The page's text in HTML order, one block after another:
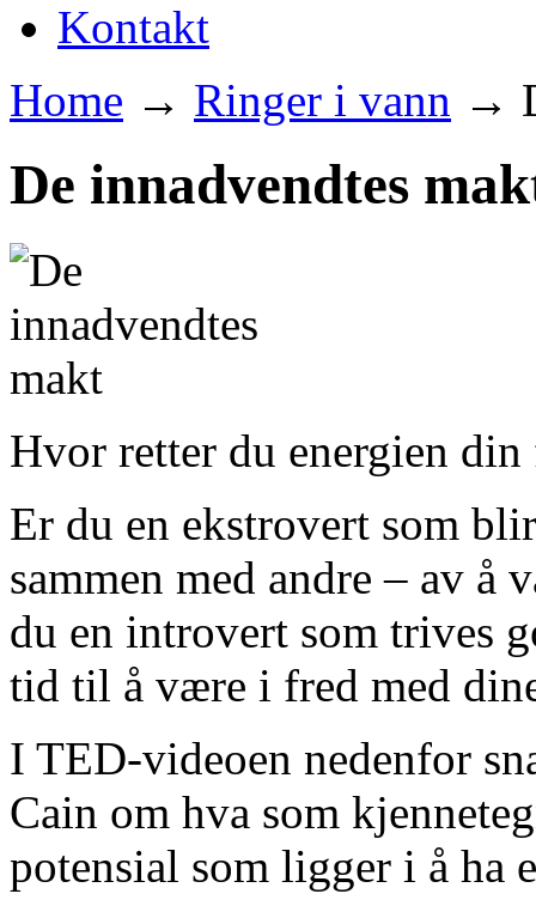
Kontakt
Home → Ringer i vann →
De innadvendtes
Hvor retter du energien
Er du en ekstrovert som
sammen med andre – av å
du en introvert som trives
tid til å være i fred med
I TED-videoen nedenfor
Cain om hva som
potensial som ligger i å ha